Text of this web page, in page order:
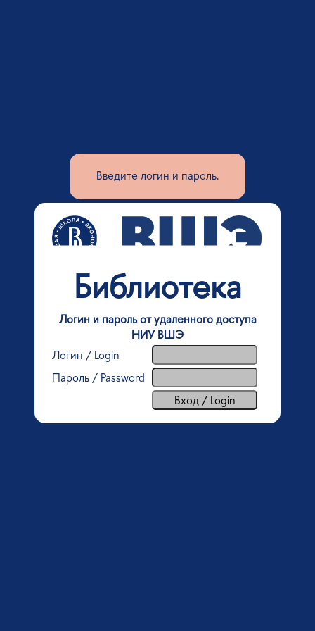
Введите логин и пароль.
Библиотека
Логин и пароль от удаленного доступа
НИУ ВШЭ
Логин / Login
Пароль / Password